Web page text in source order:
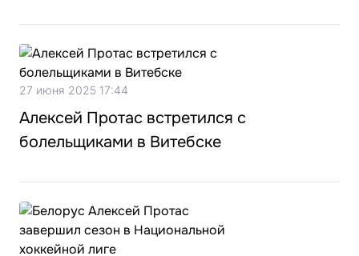
27 июня 2025 17:44
Алексей Протас встретился с
болельщиками в Витебске